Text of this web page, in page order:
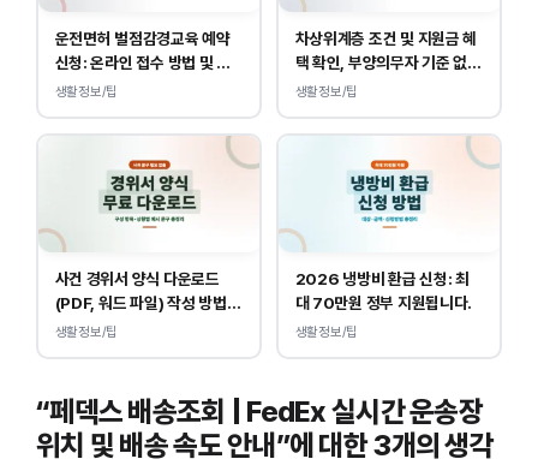
운전면허 벌점감경교육 예약
신청: 온라인 접수 방법 및 비
용 안내
생활정보/팁
차상위계층 조건 및 지원금 혜
택 확인, 부양의무자 기준 없
이 소득, 재산만 봅니다.
생활정보/팁
사건 경위서 양식 다운로드
(PDF, 워드 파일) 작성 방법
및 예시
생활정보/팁
2026 냉방비 환급 신청: 최
대 70만원 정부 지원됩니다.
생활정보/팁
“페덱스 배송조회 | FedEx 실시간 운송장
위치 및 배송 속도 안내”에 대한 3개의 생각